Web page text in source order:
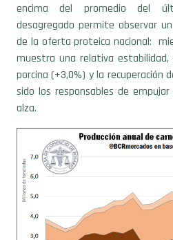
de la oferta proteica nacional:
muestra una relativa
porcina (+3,0%) y la recuperación
sido los responsables de
alza.